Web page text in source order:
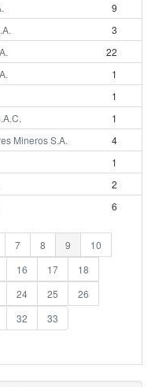
9
3
22
1
1
1
Mineros S.A.
4
1
2
6
7 8 9
10
16 17
18
24 25
26
32 33